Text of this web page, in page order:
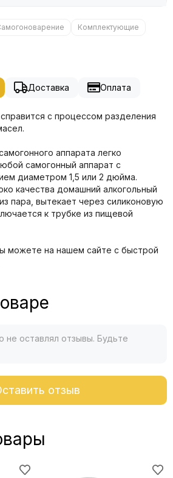
Комплектующие
Доставка Оплата
с процессом разделения
аппарата легко
самогонный аппарат с
диаметром 1,5 или 2 дюйма.
качества домашний алкогольный
пара, вытекает через силиконовую
к трубке из пищевой
можете на нашем сайте с быстрой
не оставлял отзывы. Будьте
отзыв